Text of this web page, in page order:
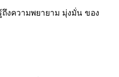
งความพยายาม มุ่งมั่น ของ